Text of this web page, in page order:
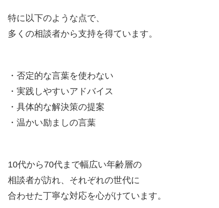
特に以下のような点で、
多くの相談者から支持を得ています。
・否定的な言葉を使わない
・実践しやすいアドバイス
・具体的な解決策の提案
・温かい励ましの言葉
10代から70代まで幅広い年齢層の
相談者が訪れ、それぞれの世代に
合わせた丁寧な対応を心がけています。